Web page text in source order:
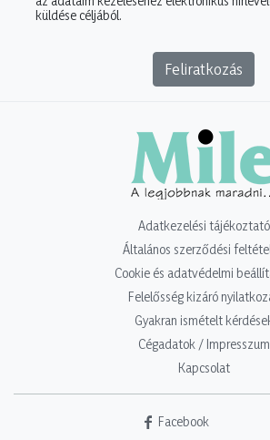
küldése céljából.
Feliratkozás
Adatkezelési tájékoztató
Általános szerződési
Cookie és adatvédelmi
Felelősség kizáró
Gyakran ismételt
Cégadatok / Impresszum
Kapcsolat
Facebook